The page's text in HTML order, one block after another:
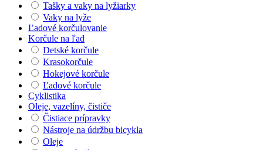
Tašky a vaky na lyžiarky
Vaky na lyže
Ľadové korčulovanie
Korčule na ľad
Detské korčule
Krasokorčule
Hokejové korčule
Ľadové korčule
Cyklistika
Oleje, vazelíny, čističe
Čistiace prípravky
Nástroje na údržbu bicykla
Oleje